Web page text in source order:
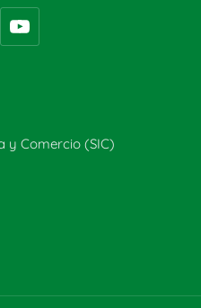
y Comercio (SIC)